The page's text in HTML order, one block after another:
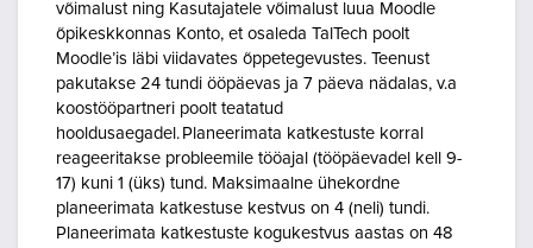
võimalust ning Kasutajatele võimalust luua Moodle
õpikeskkonnas Konto, et osaleda TalTech poolt
Moodle’is läbi viidavates õppetegevustes. Teenust
pakutakse 24 tundi ööpäevas ja 7 päeva nädalas, v.a
koostööpartneri poolt teatatud
hooldusaegadel. Planeerimata katkestuste korral
reageeritakse probleemile tööajal (tööpäevadel kell 9-
17) kuni 1 (üks) tund. Maksimaalne ühekordne
planeerimata katkestuse kestvus on 4 (neli) tundi.
Planeerimata katkestuste kogukestvus aastas on 48